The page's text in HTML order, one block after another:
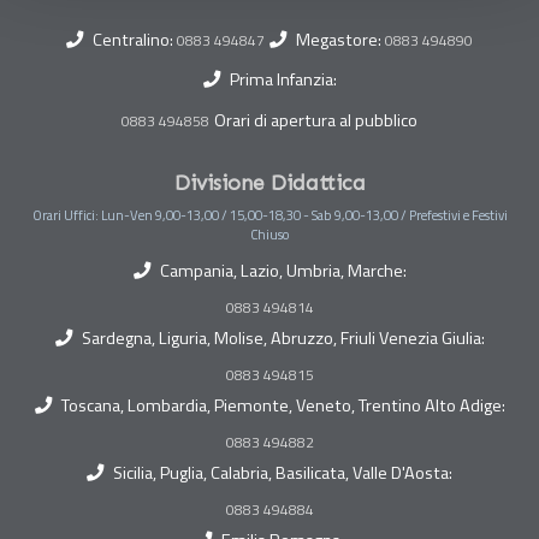
Centralino: 0883 494847 Megastore: 0883 494890
Prima Infanzia:
0883 494858 Orari di apertura al pubblico
Divisione Didattica
Orari Uffici: Lun-Ven 9,00-13,00 / 15,00-18,30 - Sab 9,00-13,00 / Prefestivi e Festivi
Chiuso
Campania, Lazio, Umbria, Marche:
0883 494814
Sardegna, Liguria, Molise, Abruzzo, Friuli Venezia Giulia:
0883 494815
Toscana, Lombardia, Piemonte, Veneto, Trentino Alto Adige:
0883 494882
Sicilia, Puglia, Calabria, Basilicata, Valle D'Aosta:
0883 494884